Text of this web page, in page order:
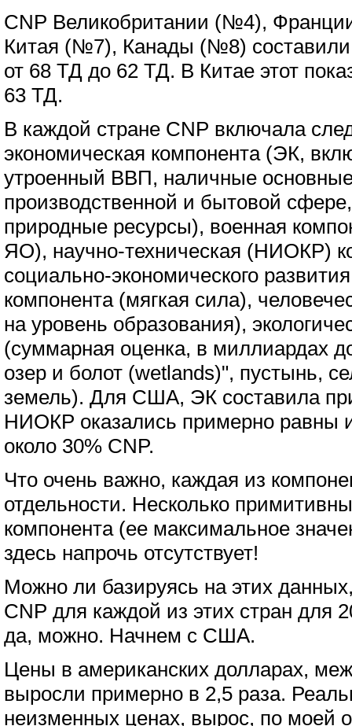
CNP Великобритании (№4),
Китая (№7), Канады (№8)
от 68 ТД до 62 ТД. В Китае этот
63 ТД.
В каждой стране CNP включала
экономическая компонента (ЭК,
утроенный ВВП, наличные
производственной и бытовой
природные ресурсы), военная
ЯО), научно-техническая (НИОКР)
социально-экономического
компонента (мягкая сила),
на уровень образования),
(суммарная оценка, в миллиардах
озер и болот (wetlands)", пустынь,
земель). Для США, ЭК составила
НИОКР оказались примерно равны
около 30% CNP.
Что очень важно, каждая из
отдельности. Несколько
компонента (ее максимальное
здесь напрочь отсутствует!
Можно ли базируясь на этих
CNP для каждой из этих стран для
да, можно. Начнем с США.
Цены в американских долларах,
выросли примерно в 2,5 раза.
неизменных ценах, вырос, по моей